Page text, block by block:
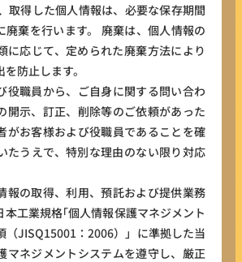
取得した個人情報は、必要な保存期間
廃棄を行います。 廃棄は、個人情報の
に応じて、定められた廃棄方法により
防止します。
役職員から、ご自身に関する問い合わ
開示、訂正、削除等のご依頼があった
がお客様および役職員であることを確
たうえで、特別な理由のない限り対応
報の取得、利用、預託および提供業務
本工業規格｢個人情報保護マネジメント
（JISQ15001：2006）」に準拠した当
マネジメントシステムを遵守し、厳正